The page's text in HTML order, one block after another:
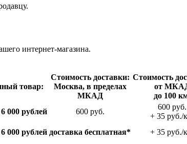
интернет-магазина.
товар:
Стои­мость доставки:
Москва, в пределах
МКАД
Стои­мость
от
до 100
000 рублей
600 руб.
600 руб.
+ 35 руб./
000 рублей доставка беспла­тная* + 35 руб./